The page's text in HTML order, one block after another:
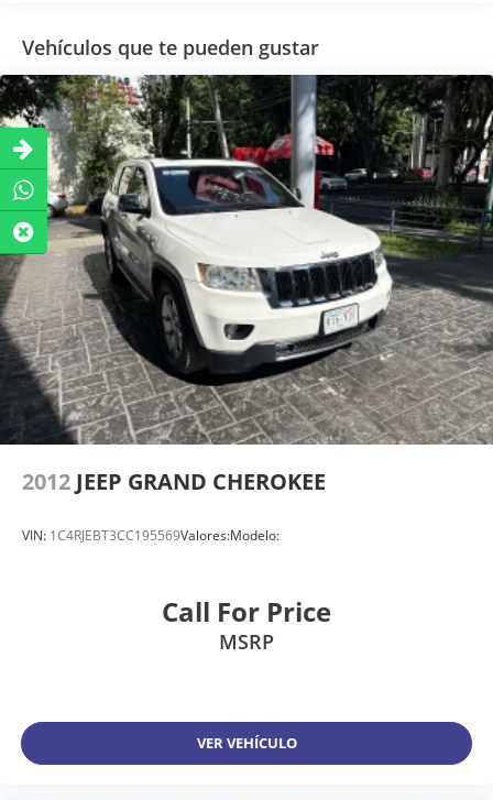
Control De Estabilidad
Comando Remoto Para Radio En El Volante
Aire Acondicionado
Control Eléctrico Para Los Retrovisores
Tapizado De Cuero
Sensor De Estacionamiento
Cristales Eléctricos
Am/Fm
Adaptador Para Mp3 Portátil (I-Pod)
Entrada Usb
Vehículos que te pueden gustar
2012 JEEP GRAND CHEROKEE
VIN: 1C4RJEBT3CC195569Valores:Modelo:
Call For Price
MSRP
VER VEHÍCULO